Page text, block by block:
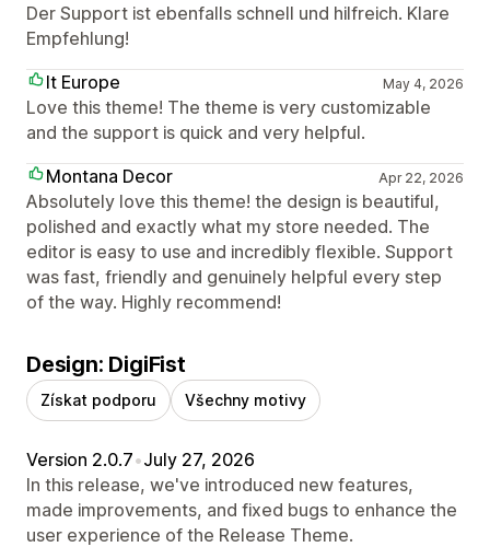
Der Support ist ebenfalls schnell und hilfreich. Klare
Empfehlung!
It Europe
May 4, 2026
Love this theme! The theme is very customizable
and the support is quick and very helpful.
Montana Decor
Apr 22, 2026
Absolutely love this theme! the design is beautiful,
polished and exactly what my store needed. The
editor is easy to use and incredibly flexible. Support
was fast, friendly and genuinely helpful every step
of the way. Highly recommend!
Design: DigiFist
Získat podporu Všechny motivy
Version 2.0.7•July 27, 2026
In this release, we've introduced new features,
made improvements, and fixed bugs to enhance the
user experience of the Release Theme.